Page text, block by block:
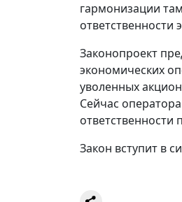
гармонизации
ответственности
Законопроект
экономических
уволенных
Сейчас
ответственности
Закон вступит в